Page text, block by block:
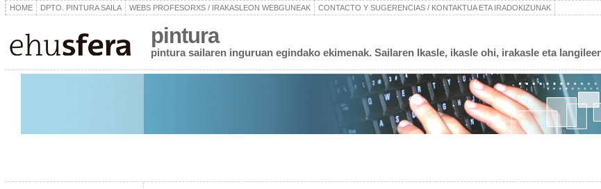
HOME DPTO. PINTURA SAILA WEBS PROFESORXS / IRAKASLEON WEBGUNEAK CONTACTO Y SUGERENCIAS / KONTAKTUA ETA IRADOKIZUNAK
pintura
pintura sailaren inguruan egindako ekimenak. Sailaren Ikasle, ikasle ohi, irakasle eta